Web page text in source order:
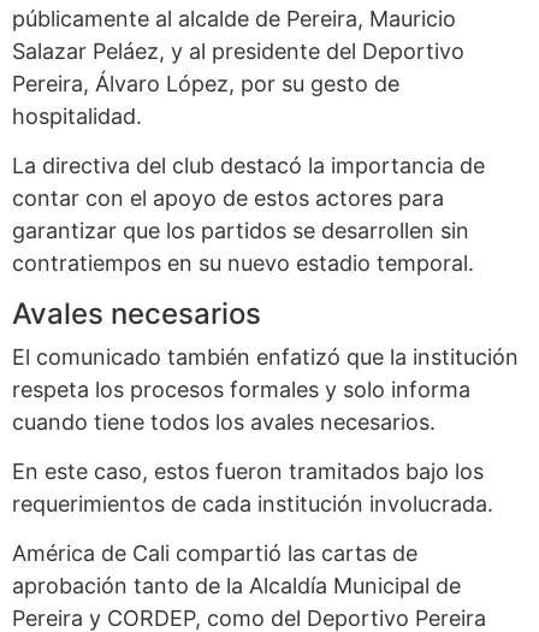
públicamente al alcalde de Pereira, Mauricio
Salazar Peláez, y al presidente del Deportivo
Pereira, Álvaro López, por su gesto de
hospitalidad.
La directiva del club destacó la importancia de
contar con el apoyo de estos actores para
garantizar que los partidos se desarrollen sin
contratiempos en su nuevo estadio temporal.
Avales necesarios
El comunicado también enfatizó que la institución
respeta los procesos formales y solo informa
cuando tiene todos los avales necesarios.
En este caso, estos fueron tramitados bajo los
requerimientos de cada institución involucrada.
América de Cali compartió las cartas de
aprobación tanto de la Alcaldía Municipal de
Pereira y CORDEP, como del Deportivo Pereira